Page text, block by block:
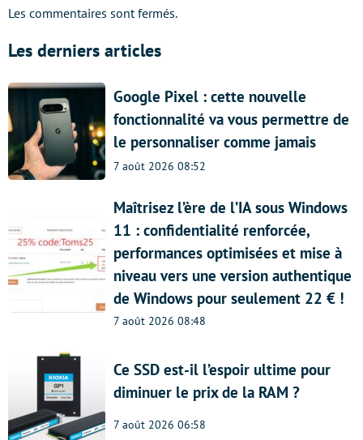
Les commentaires sont fermés.
Les derniers articles
Google Pixel : cette nouvelle
fonctionnalité va vous permettre de
le personnaliser comme jamais
7 août 2026 08:52
Maîtrisez l’ère de l’IA sous Windows
11 : confidentialité renforcée,
performances optimisées et mise à
niveau vers une version authentique
de Windows pour seulement 22 € !
7 août 2026 08:48
Ce SSD est-il l’espoir ultime pour
diminuer le prix de la RAM ?
7 août 2026 06:58